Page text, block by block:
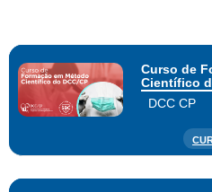
Curso de
Científico
DCC CP